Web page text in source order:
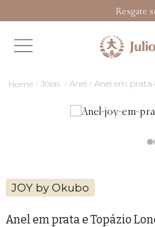
Resgate
Joias Anel Anel em prata
JOY by Okubo
Anel em prata e Topázio